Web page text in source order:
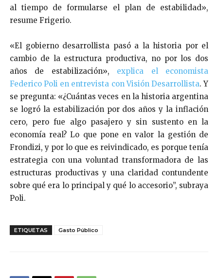
al tiempo de formularse el plan de estabilidad»,
resume Frigerio.
«El gobierno desarrollista pasó a la historia por el
cambio de la estructura productiva, no por los dos
años de estabilización», explica el economista
Federico Poli en entrevista con Visión Desarrollista. Y
se pregunta: «¿Cuántas veces en la historia argentina
se logró la estabilización por dos años y la inflación
cero, pero fue algo pasajero y sin sustento en la
economía real? Lo que pone en valor la gestión de
Frondizi, y por lo que es reivindicado, es porque tenía
estrategia con una voluntad transformadora de las
estructuras productivas y una claridad contundente
sobre qué era lo principal y qué lo accesorio”, subraya
Poli.
ETIQUETAS Gasto Público